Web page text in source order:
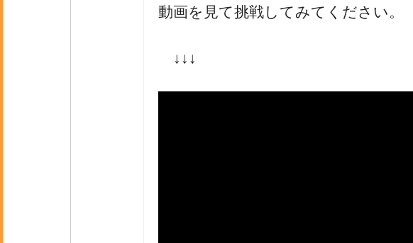
動画を見て挑戦してみてください。
↓↓↓